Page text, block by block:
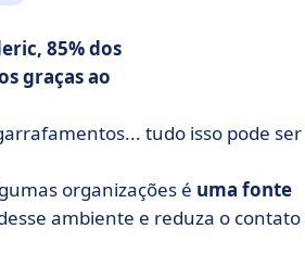
85% dos
graças ao
tudo isso pode ser
organizações é uma fonte
ambiente e reduza o contato